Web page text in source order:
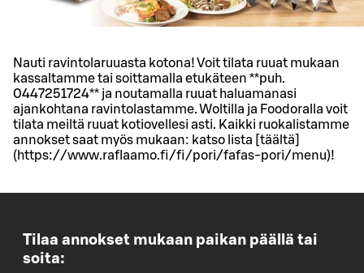
Nauti ravintolaruuasta kotona! Voit tilata ruuat mukaan
kassaltamme tai soittamalla etukäteen **puh.
0447251724** ja noutamalla ruuat haluamanasi
ajankohtana ravintolastamme. Woltilla ja Foodoralla voit
tilata meiltä ruuat kotiovellesi asti. Kaikki ruokalistamme
annokset saat myös mukaan: katso lista [täältä]
(https://www.raflaamo.fi/fi/pori/fafas-pori/menu)!
Tilaa annokset mukaan paikan päällä tai
soita: